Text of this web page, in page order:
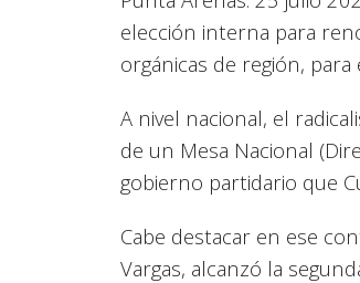
elección interna para
orgánicas de región,
A nivel nacional, el
de un Mesa Nacional
gobierno partidario que
Cabe destacar en ese
Vargas, alcanzó la